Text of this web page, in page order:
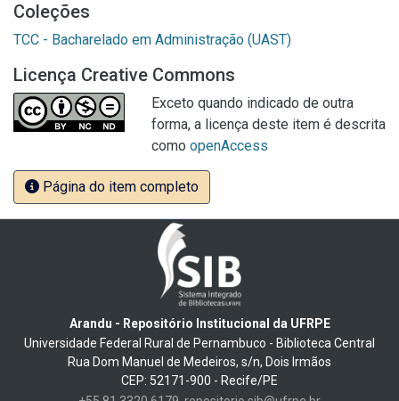
Coleções
TCC - Bacharelado em Administração (UAST)
Licença Creative Commons
Exceto quando indicado de outra
forma, a licença deste item é descrita
como openAccess
Página do item completo
Arandu - Repositório Institucional da UFRPE
Universidade Federal Rural de Pernambuco - Biblioteca Central
Rua Dom Manuel de Medeiros, s/n, Dois Irmãos
CEP: 52171-900 - Recife/PE